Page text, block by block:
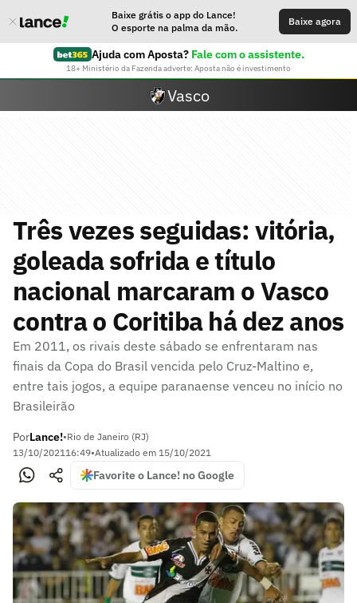
Baixe grátis o app do Lance!
O esporte na palma da mão.
Baixe agora
Ajuda com Aposta? Fale com o assistente.
18+ Ministério da Fazenda adverte: Aposta não é investimento
Vasco
Três vezes seguidas: vitória,
goleada sofrida e título
nacional marcaram o Vasco
contra o Coritiba há dez anos
Em 2011, os rivais deste sábado se enfrentaram nas
finais da Copa do Brasil vencida pelo Cruz-Maltino e,
entre tais jogos, a equipe paranaense venceu no início no
Brasileirão
PorLance!•Rio de Janeiro (RJ)
13/10/202116:49•Atualizado em 15/10/2021
Favorite o Lance! no Google